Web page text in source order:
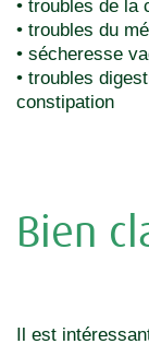
• troubles de la
• troubles du
• sécheresse
• troubles
constipation
Bien
Il est